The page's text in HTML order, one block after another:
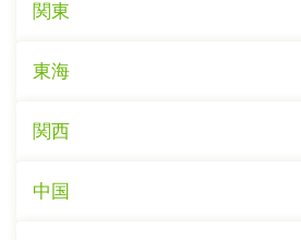
関東
東海
関西
中国